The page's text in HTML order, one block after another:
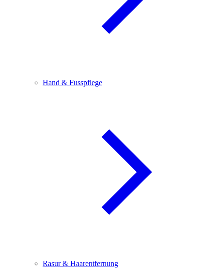
Hand & Fusspflege
Rasur & Haarentfernung